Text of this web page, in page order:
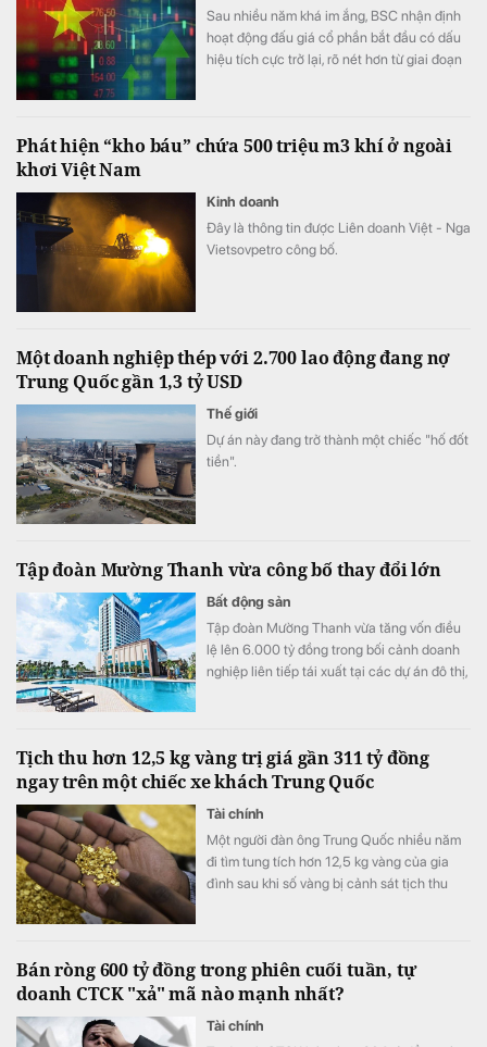
Sau nhiều năm khá im ắng, BSC nhận định
hoạt động đấu giá cổ phần bắt đầu có dấu
hiệu tích cực trở lại, rõ nét hơn từ giai đoạn
Phát hiện “kho báu” chứa 500 triệu m3 khí ở ngoài
khơi Việt Nam
Kinh doanh
Đây là thông tin được Liên doanh Việt - Nga
Vietsovpetro công bố.
Một doanh nghiệp thép với 2.700 lao động đang nợ
Trung Quốc gần 1,3 tỷ USD
Thế giới
Dự án này đang trở thành một chiếc "hố đốt
tiền".
Tập đoàn Mường Thanh vừa công bố thay đổi lớn
Bất động sản
Tập đoàn Mường Thanh vừa tăng vốn điều
lệ lên 6.000 tỷ đồng trong bối cảnh doanh
nghiệp liên tiếp tái xuất tại các dự án đô thị,
Tịch thu hơn 12,5 kg vàng trị giá gần 311 tỷ đồng
ngay trên một chiếc xe khách Trung Quốc
Tài chính
Một người đàn ông Trung Quốc nhiều năm
đi tìm tung tích hơn 12,5 kg vàng của gia
đình sau khi số vàng bị cảnh sát tịch thu
Bán ròng 600 tỷ đồng trong phiên cuối tuần, tự
doanh CTCK "xả" mã nào mạnh nhất?
Tài chính